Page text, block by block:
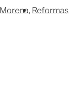
Morena Reformas